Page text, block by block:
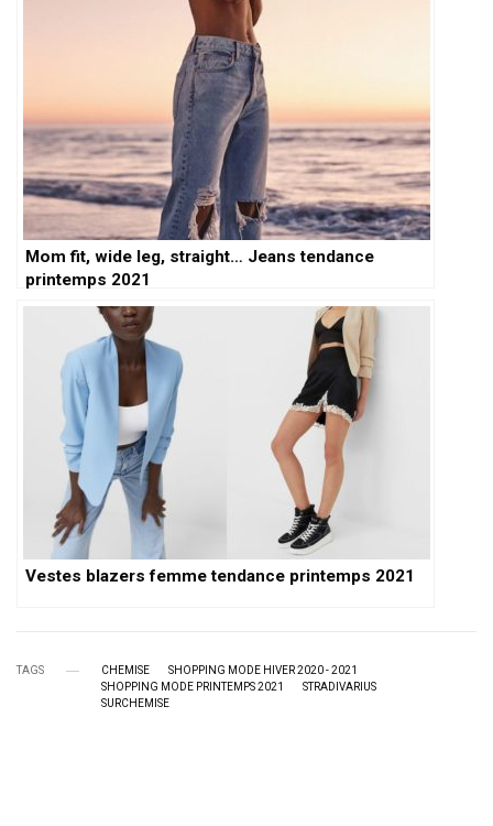
Mom fit, wide leg, straight… Jeans tendance
printemps 2021
Vestes blazers femme tendance printemps 2021
TAGS CHEMISE
SHOPPING MODE HIVER 2020 - 2021
SHOPPING MODE PRINTEMPS 2021
STRADIVARIUS
SURCHEMISE